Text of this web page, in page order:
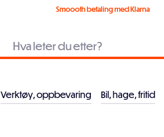
Smoooth betaling med Klarna
Verktøy, oppbevaring Bil, hage, fritid